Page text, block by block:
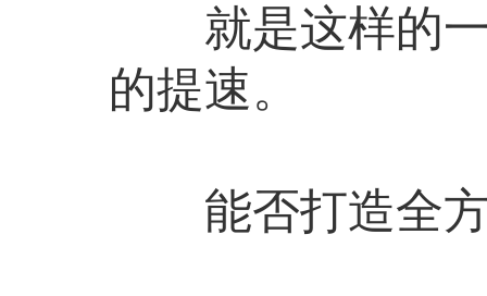
就是这样的一
的提速。
能否打造全方